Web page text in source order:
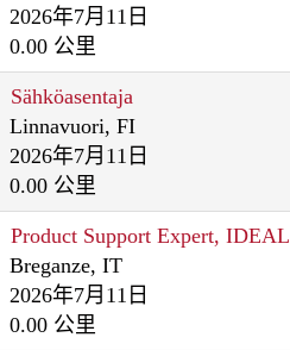
2026年7月11日
0.00 公里
Sähköasentaja
Linnavuori, FI
2026年7月11日
0.00 公里
Product Support Expert, IDEAL
Breganze, IT
2026年7月11日
0.00 公里